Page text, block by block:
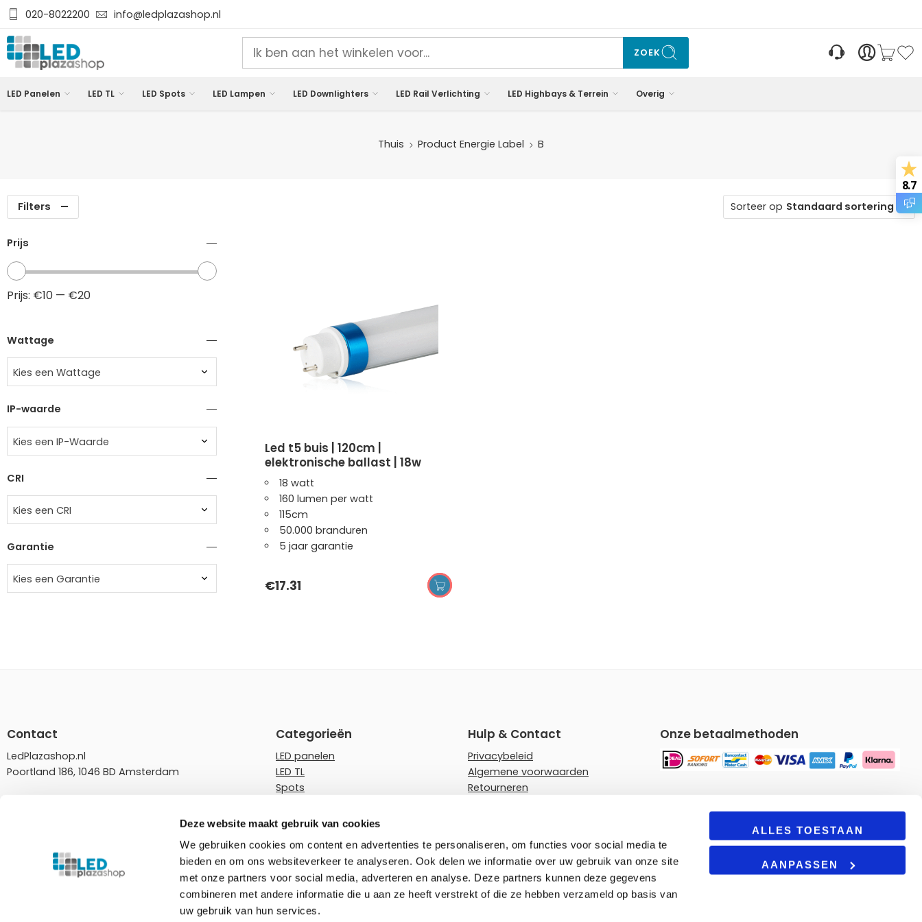
Deze website maakt gebruik van cookies
We gebruiken cookies om content en advertenties te personaliseren, om functies voor social media te
bieden en om ons websiteverkeer te analyseren. Ook delen we informatie over uw gebruik van onze site
met onze partners voor social media, adverteren en analyse. Deze partners kunnen deze gegevens
combineren met andere informatie die u aan ze heeft verstrekt of die ze hebben verzameld op basis van
uw gebruik van hun services.
ALLES TOESTAAN
AANPASSEN
020-8022200 info@ledplazashop.nl
ZOEK
LED Panelen LED TL LED Spots LED Lampen LED Downlighters LED Rail Verlichting LED Highbays & Terrein Overig
Thuis Product Energie Label B
Filters Sorteer op Standaard sortering
OPTIES SELECTEREN
led t5 buis | 120cm |
elektronische ballast | 18w
18 watt
160 lumen per watt
115cm
50.000 branduren
5 jaar garantie
€17.31
Prijs
Prijs: €10 — €20
Wattage
Kies een Wattage
IP-waarde
Kies een IP-Waarde
CRI
Kies een CRI
Garantie
Kies een Garantie
Contact
LedPlazashop.nl
Poortland 186, 1046 BD Amsterdam
Ledplazashop.nl is partner van Plafondplaza B.V.
Categorieën
LED panelen
LED TL
Spots
LED lampen
Rails
Tuinverlichting
Hulp & Contact
Privacybeleid
Algemene voorwaarden
Retourneren
Onze betaalmethoden
Om u een gepersonaliseerde
winkelervaring te bieden, maakt
onze site gebruik van cookies. Door
deze site te blijven gebruiken, gaat u
akkoord met onze
8.7